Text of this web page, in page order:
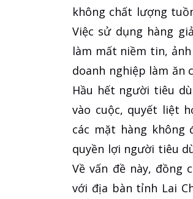
không chất lượng
Việc sử dụng hàng
làm mất niềm tin,
doanh nghiệp làm ăn
Hầu hết người tiêu
vào cuộc, quyết liệt
các mặt hàng
quyền lợi người tiêu
Về vấn đề này, đồng
với địa bàn tỉnh Lai